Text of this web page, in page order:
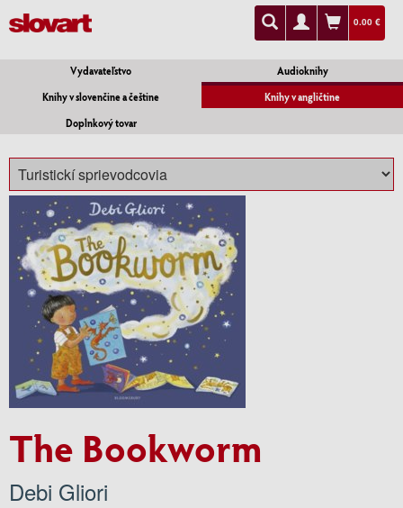
0.00 €
Vydavateľstvo
Audioknihy
Knihy v slovenčine a češtine
Knihy v angličtine
Doplnkový tovar
The Bookworm
Debi Gliori